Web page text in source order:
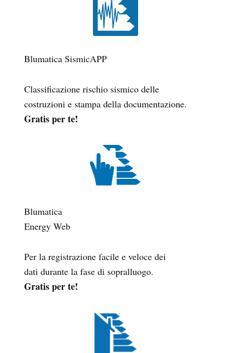
Blumatica SismicAPP
Classificazione rischio sismico delle
costruzioni e stampa della documentazione.
Gratis per te!
Blumatica
Energy Web
Per la registrazione facile e veloce dei
dati durante la fase di sopralluogo.
Gratis per te!